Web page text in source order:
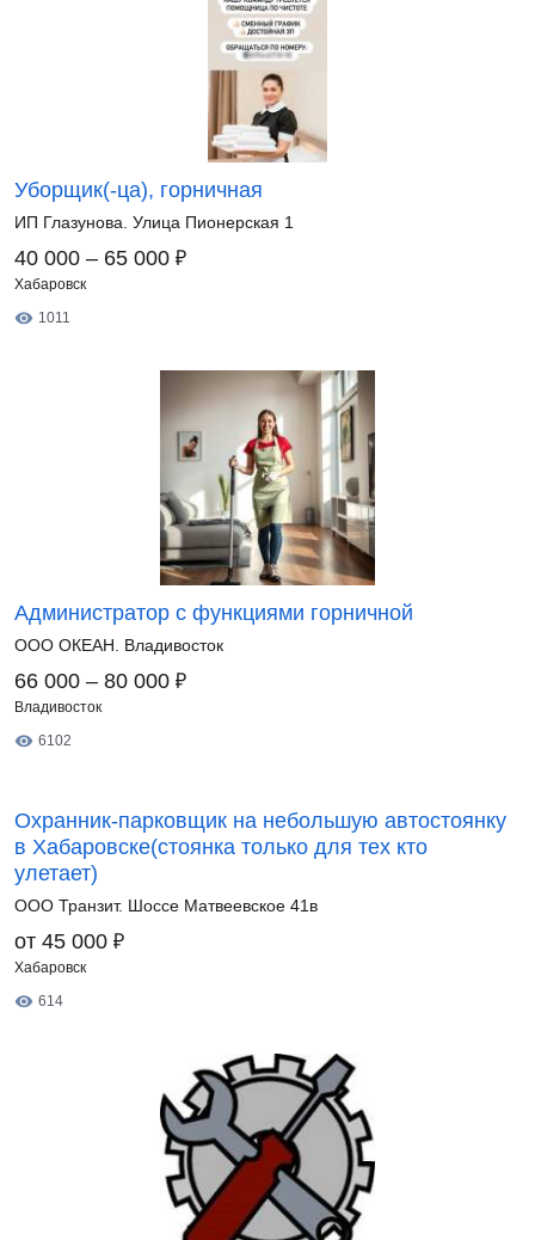
Уборщик(-ца), горничная
ИП Глазунова. Улица Пионерская 1
40 000 – 65 000 ₽
Хабаровск
1011
Администратор с функциями горничной
ООО ОКЕАН. Владивосток
66 000 – 80 000 ₽
Владивосток
6102
Охранник-парковщик на небольшую автостоянку
в Хабаровске(стоянка только для тех кто
улетает)
ООО Транзит. Шоссе Матвеевское 41в
от 45 000 ₽
Хабаровск
614